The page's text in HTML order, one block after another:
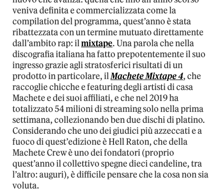
veniva definita e commercializzata come la
compilation del programma, quest’anno è stata
ribattezzata con un termine mutuato direttamente
dall’ambito rap: ilmixtape. Una parola che nella
discografia italiana ha fatto prepotentemente il suo
ingresso grazie agli stratosferici risultati di un
prodotto in particolare, ilMachete Mixtape 4, che
raccoglie chicche e featuring degli artisti di casa
Machete e dei suoi affiliati, e che nel 2019 ha
totalizzato 54 milioni di streaming solo nella prima
settimana, collezionando ben due dischi di platino.
Considerando che uno dei giudici più azzeccati e a
fuoco di quest’edizione è Hell Raton, che della
Machete Crew è uno dei fondatori (proprio
quest’anno il collettivo spegne dieci candeline, tra
l’altro: auguri), è difficile pensare che la cosa non sia
voluta.